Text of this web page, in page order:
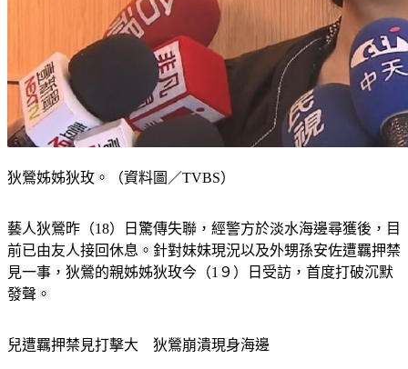
狄鶯姊姊狄玫。（資料圖／TVBS）
藝人狄鶯昨（18）日驚傳失聯，經警方於淡水海邊尋獲後，目
前已由友人接回休息。針對妹妹現況以及外甥孫安佐遭羈押禁
見一事，狄鶯的親姊姊狄玫今（1９）日受訪，首度打破沉默
發聲。
兒遭羈押禁見打擊大　狄鶯崩潰現身海邊